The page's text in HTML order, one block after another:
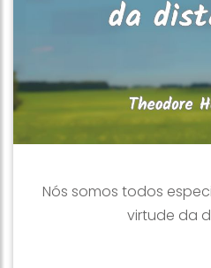
Nós somos todos
virtude da